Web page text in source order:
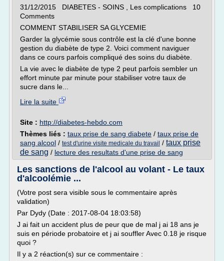
31/12/2015 DIABETES - SOINS , Les complications 10
Comments
COMMENT STABILISER SA GLYCEMIE
Garder la glycémie sous contrôle est la clé d'une bonne
gestion du diabète de type 2. Voici comment naviguer
dans ce cours parfois compliqué des soins du diabète.
La vie avec le diabète de type 2 peut parfois sembler un
effort minute par minute pour stabiliser votre taux de
sucre dans le...
Lire la suite
Site : http://diabetes-hebdo.com
Thèmes liés : taux prise de sang diabete / taux prise de
sang alcool / test d'urine visite medicale du travail / taux prise
de sang / lecture des resultats d'une prise de sang
Les sanctions de l'alcool au volant - Le taux
d'alcoolémie ...
(Votre post sera visible sous le commentaire après
validation)
Par Dydy (Date : 2017-08-04 18:03:58)
J ai fait un accident plus de peur que de mal j ai 18 ans je
suis en période probatoire et j ai souffler Avec 0.18 je risque
quoi ?
Il y a 2 réaction(s) sur ce commentaire :